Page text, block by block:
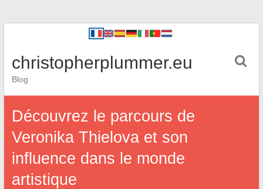
christopherplummer.eu
Blog
Découvrez le parcours de
Veronika Thielova et son
influence dans le monde
artistique